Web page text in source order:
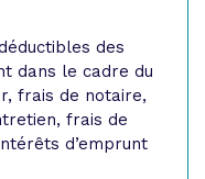
des
dans le cadre du
frais de notaire,
frais de
d’emprunt